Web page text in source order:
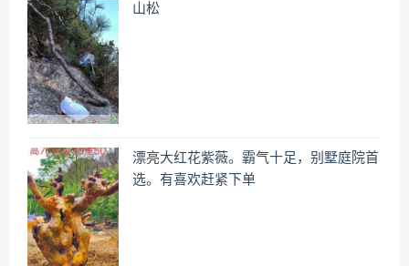
山松
漂亮大红花紫薇。霸气十足，别墅庭院首
选。有喜欢赶紧下单